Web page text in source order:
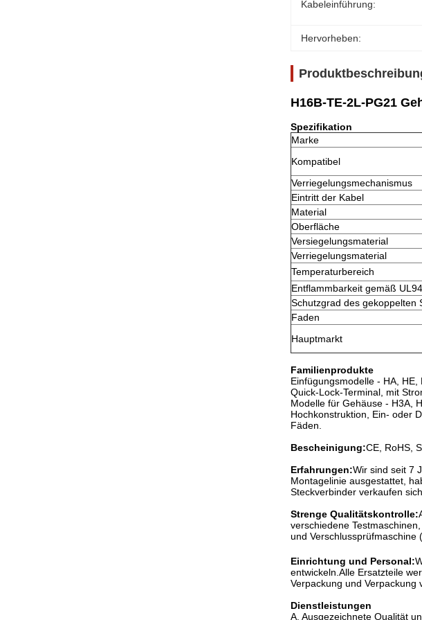
Kabeleinführung:
Hervorheben:
H16B-TE-2L-PG21
Spezifikation
Marke
Kompatibel
Verriegelungsmechanismus
Eintritt der Kabel
Material
Oberfläche
Versiegelungsmaterial
Verriegelungsmaterial
Temperaturbereich
Entflammbarkeit gemäß UL94
Schutzgrad des gekoppelten
Faden
Hauptmarkt
Familienprodukte
Einfügungsmodelle - HA,
Quick-Lock-Terminal, mit
Modelle für Gehäuse - H3A,
Hochkonstruktion, Ein- oder
Fäden.
Bescheinigung:CE, RoHS,
Erfahrungen:Wir sind seit 7
Montagelinie ausgestattet,
Steckverbinder verkaufen
Strenge Qualitätskontrolle:
verschiedene
und Verschlussprüfmaschine
Einrichtung und Personal:
entwickeln.Alle Ersatzteile
Verpackung und Verpackung
Dienstleistungen
A. Ausgezeichnete Qualität